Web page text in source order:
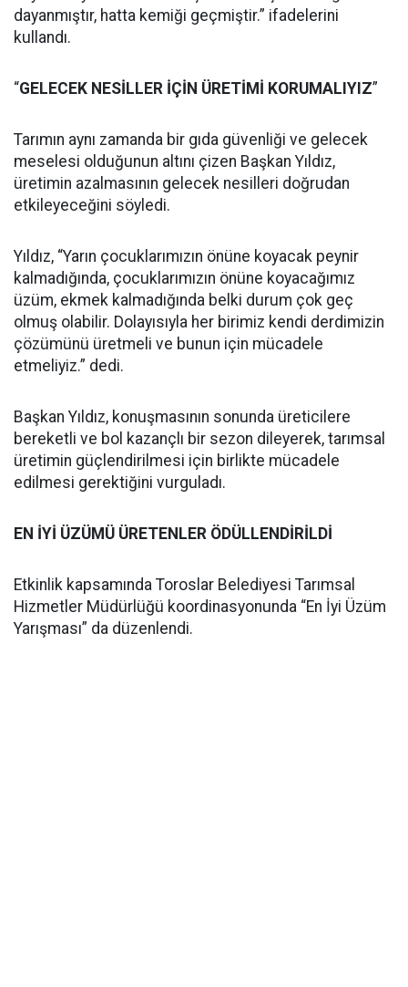
dayanmıştır, hatta kemiği geçmiştir.” ifadelerini
kullandı.
“GELECEK NESİLLER İÇİN ÜRETİMİ KORUMALIYIZ”
Tarımın aynı zamanda bir gıda güvenliği ve gelecek
meselesi olduğunun altını çizen Başkan Yıldız,
üretimin azalmasının gelecek nesilleri doğrudan
etkileyeceğini söyledi.
Yıldız, “Yarın çocuklarımızın önüne koyacak peynir
kalmadığında, çocuklarımızın önüne koyacağımız
üzüm, ekmek kalmadığında belki durum çok geç
olmuş olabilir. Dolayısıyla her birimiz kendi derdimizin
çözümünü üretmeli ve bunun için mücadele
etmeliyiz.” dedi.
Başkan Yıldız, konuşmasının sonunda üreticilere
bereketli ve bol kazançlı bir sezon dileyerek, tarımsal
üretimin güçlendirilmesi için birlikte mücadele
edilmesi gerektiğini vurguladı.
EN İYİ ÜZÜMÜ ÜRETENLER ÖDÜLLENDİRİLDİ
Etkinlik kapsamında Toroslar Belediyesi Tarımsal
Hizmetler Müdürlüğü koordinasyonunda “En İyi Üzüm
Yarışması” da düzenlendi.